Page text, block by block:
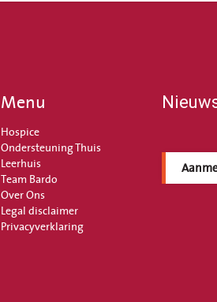
Menu
Hospice
Ondersteuning Thuis
Leerhuis
Team Bardo
Over Ons
Legal disclaimer
Privacyverklaring